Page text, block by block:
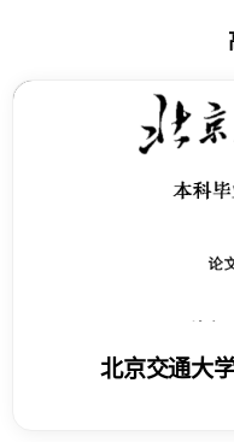
北京交通大